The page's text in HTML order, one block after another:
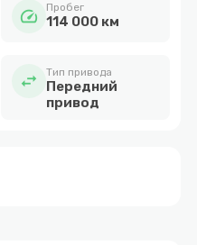
speed Пробег
114 000 км
swap_horiz Тип привода
Передний
привод